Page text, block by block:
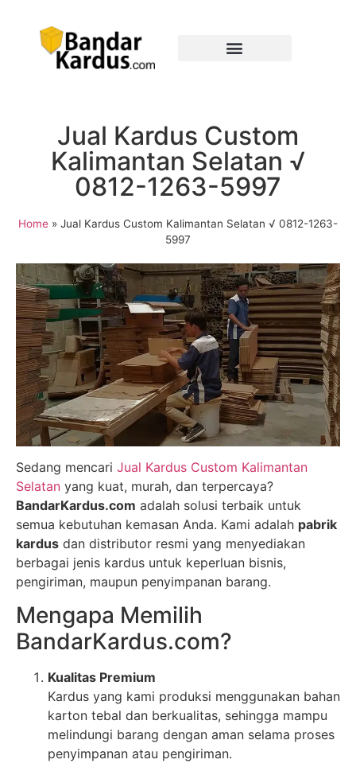
Jual Kardus Custom
Kalimantan Selatan √
0812-1263-5997
Home » Jual Kardus Custom Kalimantan Selatan √ 0812-1263-
5997
Sedang mencari Jual Kardus Custom Kalimantan
Selatan yang kuat, murah, dan terpercaya?
BandarKardus.com adalah solusi terbaik untuk
semua kebutuhan kemasan Anda. Kami adalah pabrik
kardus dan distributor resmi yang menyediakan
berbagai jenis kardus untuk keperluan bisnis,
pengiriman, maupun penyimpanan barang.
Mengapa Memilih
BandarKardus.com?
Kualitas Premium
Kardus yang kami produksi menggunakan bahan
karton tebal dan berkualitas, sehingga mampu
melindungi barang dengan aman selama proses
penyimpanan atau pengiriman.